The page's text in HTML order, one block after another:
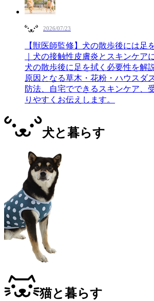
2026/07/23
【獣医師監修】犬の散歩後には足
｜犬の接触性皮膚炎とスキンケア
犬の散歩後に足を拭く必要性を解
原因となる草木・花粉・ハウスダ
防法、自宅でできるスキンケア、
りやすくお伝えします。
犬と暮らす
猫と暮らす